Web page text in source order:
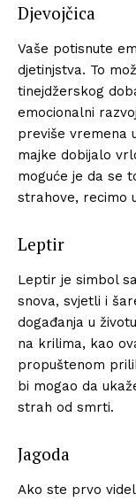
Djevojčica
Vaše potisnute
djetinjstva. To
tinejdžerskog
emocionalni
previše vremena
majke dobijalo
moguće je da se
strahove, recimo
Leptir
Leptir je simbol
snova, svjetli i
događanja u
na krilima, kao
propuštenom
bi mogao da
strah od smrti.
Jagoda
Ako ste prvo